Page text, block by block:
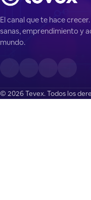
El canal que te hace
sanas, emprendimiento y
mundo.
© 2026 Tevex. Todos los